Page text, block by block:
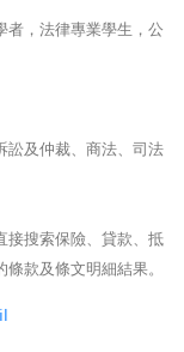
者，法律專業學生，公
訟及仲裁、商法、司法
接搜索保險、貸款、抵
款及條文明細結果。